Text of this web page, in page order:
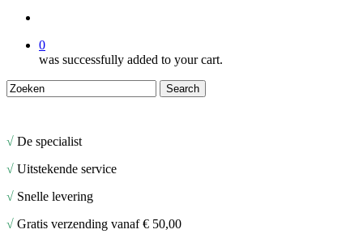
0
was successfully added to your cart.
Search
√ De specialist
√ Uitstekende service
√ Snelle levering
√ Gratis verzending vanaf € 50,00